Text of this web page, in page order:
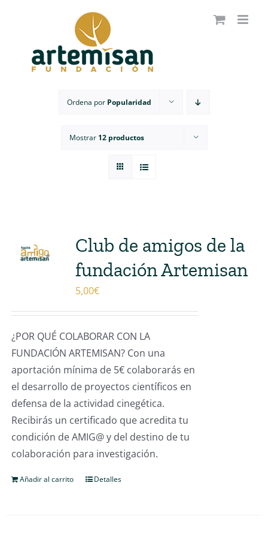
Ordena por Popularidad
Mostrar 12 productos
Club de amigos de la
fundación Artemisan
5,00€
¿POR QUÉ COLABORAR CON LA
FUNDACIÓN ARTEMISAN? Con una
aportación mínima de 5€ colaborarás en
el desarrollo de proyectos científicos en
defensa de la actividad cinegética.
Recibirás un certificado que acredita tu
condición de AMIG@ y del destino de tu
colaboración para investigación.
Añadir al carrito Detalles